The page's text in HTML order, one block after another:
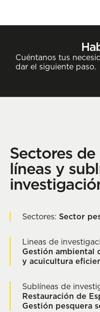
Cuéntanos tus
dar el siguiente paso.
Sectores
líneas y
Sectores: Sector
Lineas de
Gestión ambiental
y acuicultura
Sublíneas de
Restauración de
Gestión pesquera